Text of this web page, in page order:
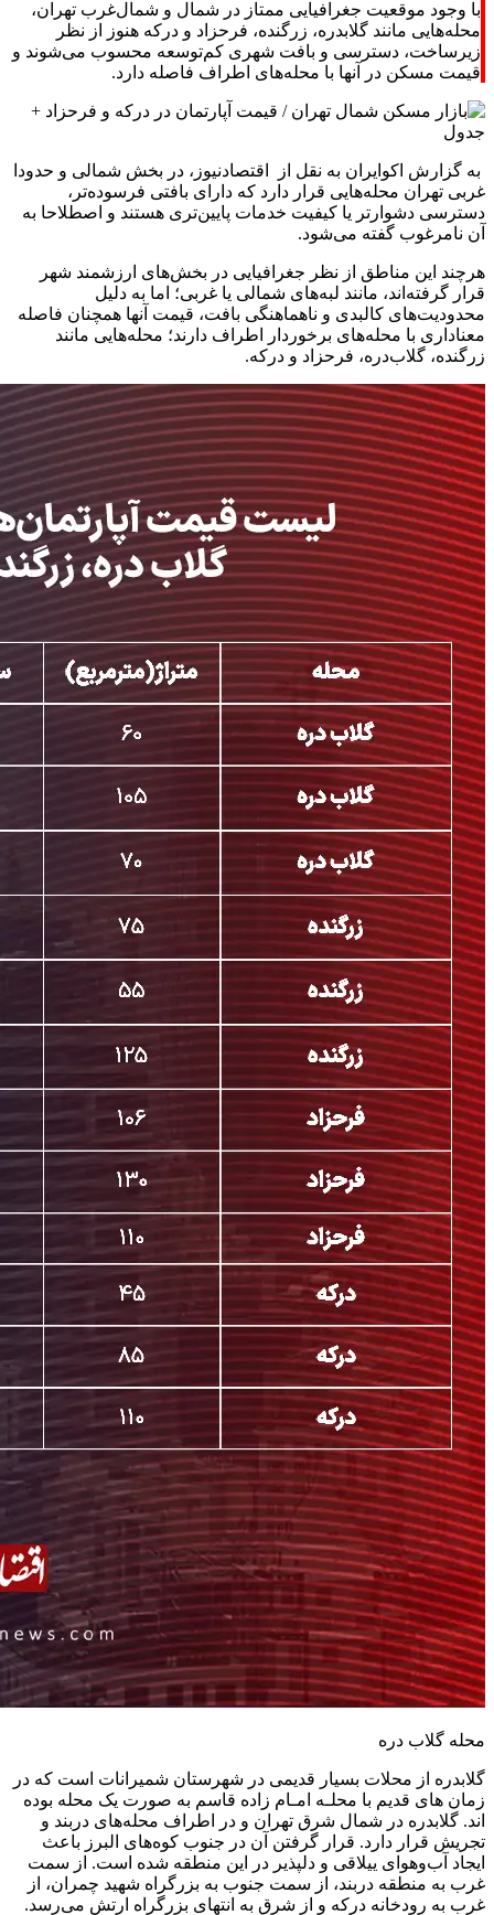
با وجود موقعیت جغرافیایی ممتاز در شمال و شمال‌غرب تهران،
محله‌هایی مانند گلابدره، زرگنده، فرحزاد و درکه هنوز از نظر
زیرساخت، دسترسی و بافت شهری کم‌توسعه محسوب می‌شوند و
قیمت مسکن در آنها با محله‌های اطراف فاصله دارد.
به گزارش اکوایران به نقل از اقتصادنیوز، در بخش شمالی و حدودا
غربی تهران محله‌هایی قرار دارد که دارای بافتی فرسوده‌تر،
دسترسی دشوارتر یا کیفیت خدمات پایین‌تری هستند و اصطلاحا به
آن نامرغوب گفته می‌شود.
هرچند این مناطق از نظر جغرافیایی در بخش‌های ارزشمند شهر
قرار گرفته‌اند، مانند لبه‌های شمالی یا غربی؛ اما به دلیل
محدودیت‌های کالبدی و ناهماهنگی بافت، قیمت آنها همچنان فاصله
معناداری با محله‌های برخوردار اطراف دارند؛ محله‌هایی مانند
زرگنده، گلاب‌دره، فرحزاد و درکه.
محله گلاب دره
گلابدره از محلات بسیار قدیمی در شهرستان شمیرانات است که در
زمان های قدیم با محلـه امـام زاده قاسم به صورت یک محله بوده
اند. گلابدره در شمال شرق تهران و در اطراف محله‌های دربند و
تجریش قرار دارد. قرار گرفتن آن در جنوب کوه‌های البرز باعث
ایجاد آب‌وهوای ییلاقی و دلپذیر در این منطقه شده است. از سمت
غرب به منطقه دربند، از سمت جنوب به بزرگراه شهید چمران، از
غرب به رودخانه درکه و از شرق به انتهای بزرگراه ارتش می‌رسد.